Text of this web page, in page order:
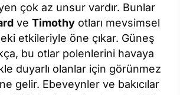
çok az unsur vardır. Bunlar
ve Timothy otları mevsimsel
etkileriyle öne çıkar. Güneş
bu otlar polenlerini havaya
duyarlı olanlar için görünmez
gelir. Ebeveynler ve bakıcılar